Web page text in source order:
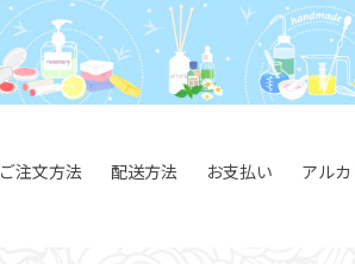
ご注文方法 配送方法 お支払い アル